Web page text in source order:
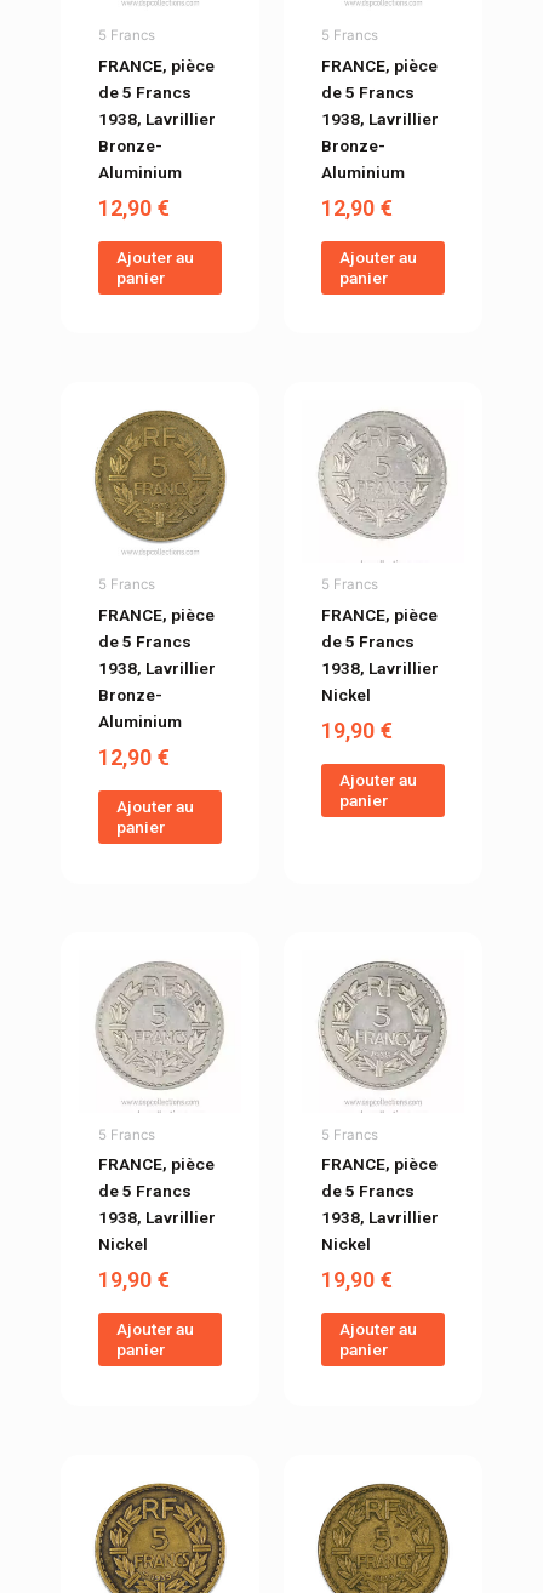
5 Francs
FRANCE, pièce
de 5 Francs
1938, Lavrillier
Bronze-
Aluminium
12,90€
Ajouter au
panier
5 Francs
FRANCE, pièce
de 5 Francs
1938, Lavrillier
Bronze-
Aluminium
12,90€
Ajouter au
panier
5 Francs
FRANCE, pièce
de 5 Francs
1938, Lavrillier
Bronze-
Aluminium
12,90€
Ajouter au
panier
5 Francs
FRANCE, pièce
de 5 Francs
1938, Lavrillier
Nickel
19,90€
Ajouter au
panier
5 Francs
FRANCE, pièce
de 5 Francs
1938, Lavrillier
Nickel
19,90€
Ajouter au
panier
5 Francs
FRANCE, pièce
de 5 Francs
1938, Lavrillier
Nickel
19,90€
Ajouter au
panier